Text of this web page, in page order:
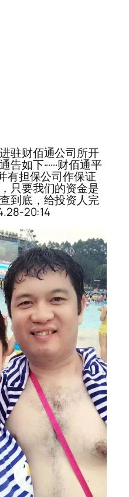
驻财佰通公司所开
如下······财佰通平
有担保公司作保证
只要我们的资金是
到底，给投资人完
20:14